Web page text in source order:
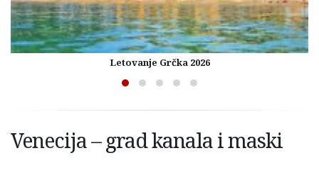
Letovanje Grčka 2026
Venecija – grad kanala i maski